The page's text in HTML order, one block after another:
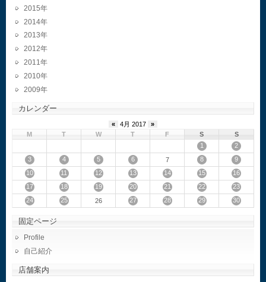
2015
2014
2013
2012
2011
2010
2009
カレンダー
« 4月 2017
»
M
T W T F S
S
1
2
3
4 5 6 7 8
9
10
11 12 13 14 15
16
17
18 19 20 21 22
23
24
25 26 27 28 29 30
固定ページ
Profile
自己紹介
店舗案内